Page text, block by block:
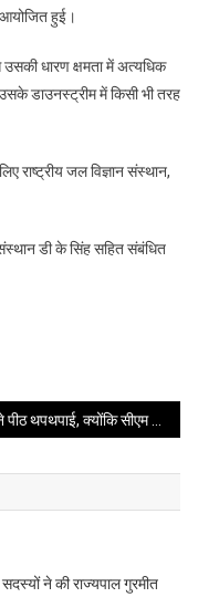
हुई।
उसकी धारण क्षमता में अत्यधिक
डाउनस्ट्रीम में किसी भी तरह
राष्ट्रीय जल विज्ञान संस्थान,
डी के सिंह सहित संबंधित
ने की राज्यपाल गुरमीत